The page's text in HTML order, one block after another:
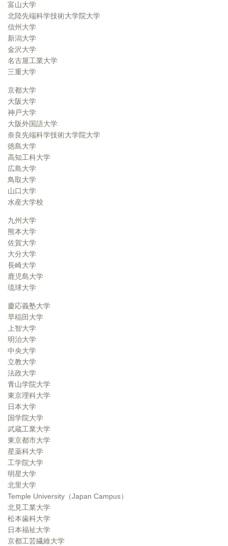
富山大学
北陸先端科学技術大学院大学
信州大学
新潟大学
金沢大学
名古屋工業大学
三重大学
京都大学
大阪大学
神戸大学
大阪外国語大学
奈良先端科学技術大学院大学
徳島大学
高知工科大学
広島大学
鳥取大学
山口大学
水産大学校
九州大学
熊本大学
佐賀大学
大分大学
長崎大学
鹿児島大学
琉球大学
慶応義塾大学
早稲田大学
上智大学
明治大学
中央大学
立教大学
法政大学
青山学院大学
東京理科大学
日本大学
国学院大学
武蔵工業大学
東京都市大学
星薬科大学
工学院大学
明星大学
北里大学
Temple University（Japan Campus）
北見工業大学
松本歯科大学
日本福祉大学
京都工芸繊維大学